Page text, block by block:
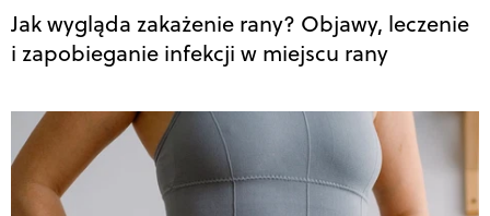
Jak wygląda zakażenie rany? Objawy, leczenie
i zapobieganie infekcji w miejscu rany